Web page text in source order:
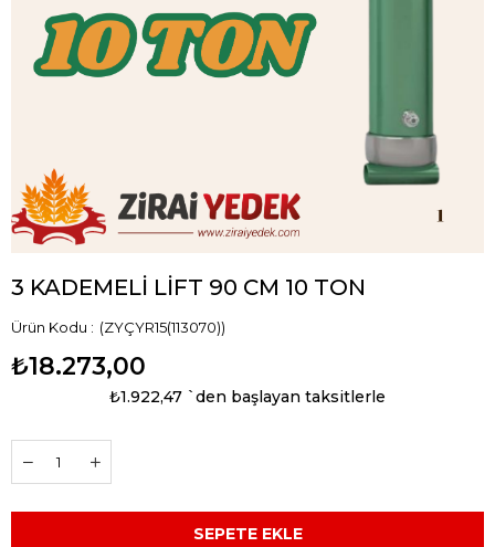
3 KADEMELİ LİFT 90 CM 10 TON
(ZYÇYR15(113070))
₺18.273,00
₺1.922,47 `den başlayan taksitlerle